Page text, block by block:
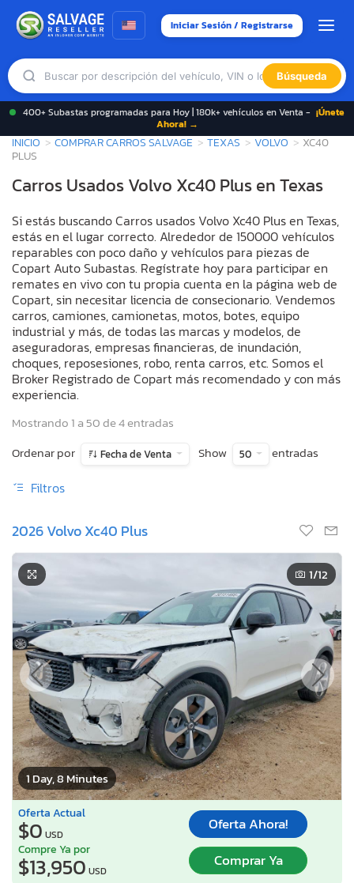
Iniciar Sesión / Registrarse
Búsqueda
400+ Subastas programadas para Hoy | 180k+ vehículos en Venta - ¡Únete
Ahora! →
INICIO COMPRAR CARROS SALVAGE TEXAS VOLVO
XC40
PLUS
Carros Usados Volvo Xc40 Plus en Texas
Si estás buscando Carros usados Volvo Xc40 Plus en Texas,
estás en el lugar correcto. Alrededor de 150000 vehículos
reparables con poco daño y vehículos para piezas de
Copart Auto Subastas. Regístrate hoy para participar en
remates en vivo con tu propia cuenta en la página web de
Copart, sin necesitar licencia de consecionario. Vendemos
carros, camiones, camionetas, motos, botes, equipo
industrial y más, de todas las marcas y modelos, de
aseguradoras, empresas financieras, de inundación,
choques, reposesiones, robo, renta carros, etc. Somos el
Broker Registrado de Copart más recomendado y con más
experiencia.
Mostrando 1 a 50 de 4 entradas
Ordenar por
Fecha de Venta Show 50 entradas
Filtros
2026 Volvo Xc40 Plus
1 Day, 8 Minutes
1/12
Oferta Actual
$0 USD
Oferta Ahora!
Compre Ya por
$13,950 USD
Comprar Ya